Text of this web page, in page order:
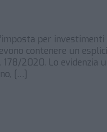
per
contenere un
178/2020. Lo
[…]